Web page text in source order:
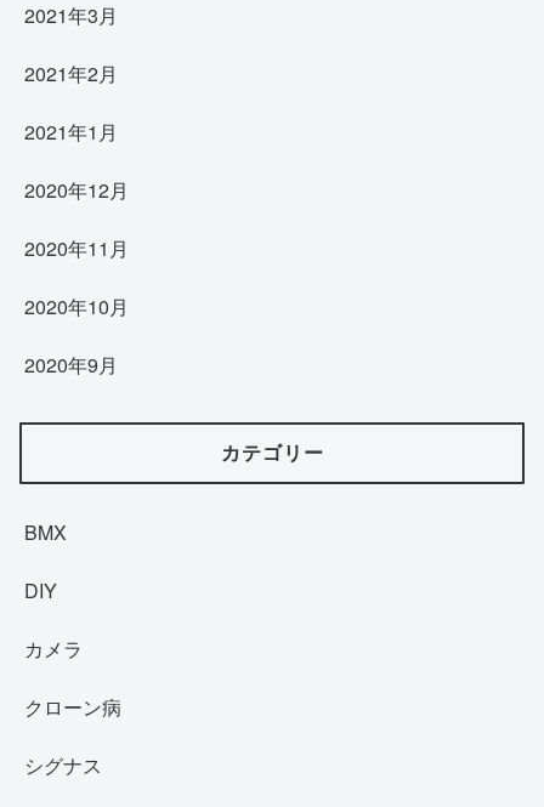
2021年3月
2021年2月
2021年1月
2020年12月
2020年11月
2020年10月
2020年9月
カテゴリー
BMX
DIY
カメラ
クローン病
シグナス